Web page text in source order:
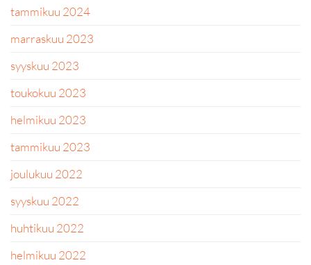
tammikuu 2024
marraskuu 2023
syyskuu 2023
toukokuu 2023
helmikuu 2023
tammikuu 2023
joulukuu 2022
syyskuu 2022
huhtikuu 2022
helmikuu 2022